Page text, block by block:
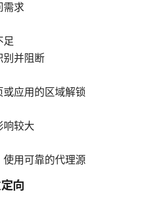
需求
足
别并阻断
或应用的区域解锁
响较大
用可靠的代理源
向